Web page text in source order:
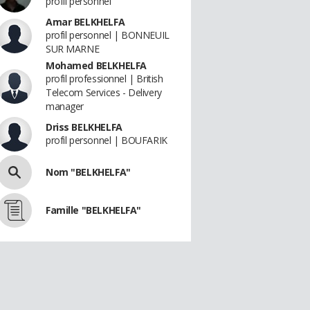
Amar BELKHELFA
profil personnel | BONNEUIL
SUR MARNE
Mohamed BELKHELFA
profil professionnel | British
Telecom Services - Delivery
manager
Driss BELKHELFA
profil personnel | BOUFARIK
Nom "BELKHELFA"
Famille "BELKHELFA"